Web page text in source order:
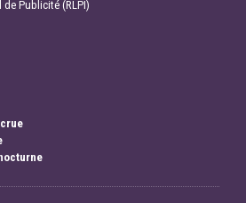
de Publicité (RLPI)